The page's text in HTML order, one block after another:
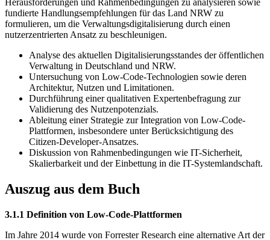
Herausforderungen und Rahmenbedingungen zu analysieren sowie
fundierte Handlungsempfehlungen für das Land NRW zu
formulieren, um die Verwaltungsdigitalisierung durch einen
nutzerzentrierten Ansatz zu beschleunigen.
Analyse des aktuellen Digitalisierungsstandes der öffentlichen
Verwaltung in Deutschland und NRW.
Untersuchung von Low-Code-Technologien sowie deren
Architektur, Nutzen und Limitationen.
Durchführung einer qualitativen Expertenbefragung zur
Validierung des Nutzenpotenzials.
Ableitung einer Strategie zur Integration von Low-Code-
Plattformen, insbesondere unter Berücksichtigung des
Citizen-Developer-Ansatzes.
Diskussion von Rahmenbedingungen wie IT-Sicherheit,
Skalierbarkeit und der Einbettung in die IT-Systemlandschaft.
Auszug aus dem Buch
3.1.1 Definition von Low-Code-Plattformen
Im Jahre 2014 wurde von Forrester Research eine alternative Art der